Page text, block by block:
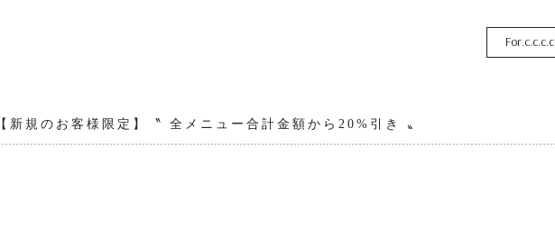
For.c.c.c.c
【新規のお客様限定】〝 全メニュー合計金額から20%引き 〟